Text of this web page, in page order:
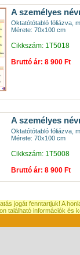
A személyes
Oktatótótabló fóliázva,
Mérete: 70x100 cm
Cikkszám: 1T5018
Bruttó ár: 8 900 Ft
A személyes
Oktatótótabló fóliázva,
Mérete: 70x100 cm
Cikkszám: 1T5008
Bruttó ár: 8 900 Ft
jogát fenntartjuk! A
található információk és